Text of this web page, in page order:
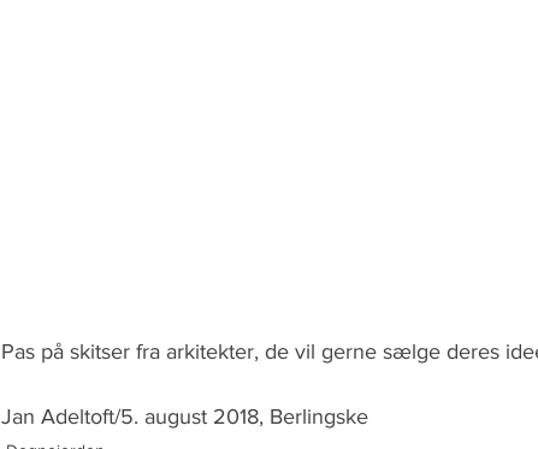
Pas på skitser fra arkitekter, de vil gerne sælge deres
Jan Adeltoft/5. august 2018, Berlingske